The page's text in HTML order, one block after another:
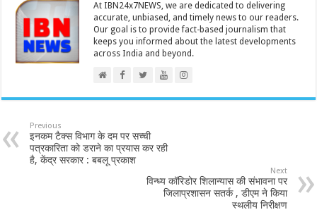
At IBN24x7NEWS, we are dedicated to delivering
accurate, unbiased, and timely news to our readers.
Our goal is to provide fact-based journalism that
keeps you informed about the latest developments
across India and beyond.
Previous
इनकम टैक्स विभाग के दम पर सच्ची
पत्रकारिता को डराने का प्रयास कर रही
है, केंद्र सरकार : बबलू प्रकाश
Next
विन्ध्य कॉरिडोर शिलान्यास की संभावना पर
जिलाप्रशासन सतर्क , डीएम ने किया
स्थलीय निरीक्षण